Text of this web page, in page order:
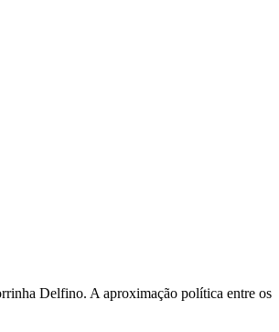
Delfino. A aproximação política entre os